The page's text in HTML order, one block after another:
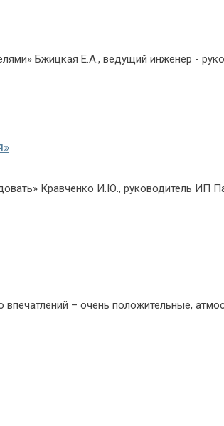
Бжицкая Е.А., ведущий инженер -
Кравченко И.Ю., руководитель ИП
– очень положительные,